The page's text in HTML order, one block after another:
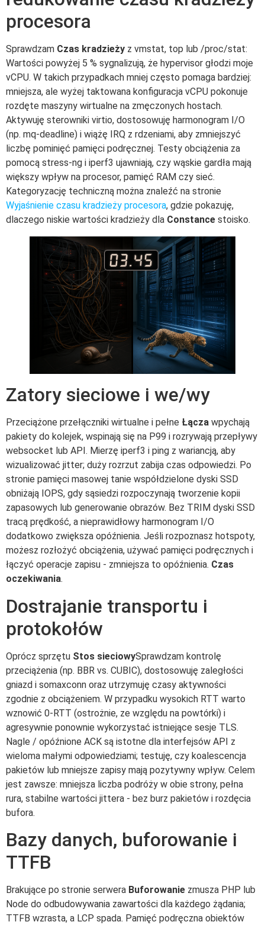
procesora
Sprawdzam Czas kradzieży z vmstat, top lub /proc/stat:
Wartości powyżej 5 % sygnalizują, że hypervisor głodzi moje
vCPU. W takich przypadkach mniej często pomaga bardziej:
mniejsza, ale wyżej taktowana konfiguracja vCPU pokonuje
rozdęte maszyny wirtualne na zmęczonych hostach.
Aktywuję sterowniki virtio, dostosowuję harmonogram I/O
(np. mq-deadline) i wiążę IRQ z rdzeniami, aby zmniejszyć
liczbę pominięć pamięci podręcznej. Testy obciążenia za
pomocą stress-ng i iperf3 ujawniają, czy wąskie gardła mają
większy wpływ na procesor, pamięć RAM czy sieć.
Kategoryzację techniczną można znaleźć na stronie
Wyjaśnienie czasu kradzieży procesora, gdzie pokazuję,
dlaczego niskie wartości kradzieży dla Constance stoisko.
Zatory sieciowe i we/wy
Przeciążone przełączniki wirtualne i pełne Łącza wpychają
pakiety do kolejek, wspinają się na P99 i rozrywają przepływy
websocket lub API. Mierzę iperf3 i ping z wariancją, aby
wizualizować jitter; duży rozrzut zabija czas odpowiedzi. Po
stronie pamięci masowej tanie współdzielone dyski SSD
obniżają IOPS, gdy sąsiedzi rozpoczynają tworzenie kopii
zapasowych lub generowanie obrazów. Bez TRIM dyski SSD
tracą prędkość, a nieprawidłowy harmonogram I/O
dodatkowo zwiększa opóźnienia. Jeśli rozpoznasz hotspoty,
możesz rozłożyć obciążenia, używać pamięci podręcznych i
łączyć operacje zapisu - zmniejsza to opóźnienia. Czas
oczekiwania.
Dostrajanie transportu i
protokołów
Oprócz sprzętu Stos sieciowySprawdzam kontrolę
przeciążenia (np. BBR vs. CUBIC), dostosowuję zaległości
gniazd i somaxconn oraz utrzymuję czasy aktywności
zgodnie z obciążeniem. W przypadku wysokich RTT warto
wznowić 0-RTT (ostrożnie, ze względu na powtórki) i
agresywnie ponownie wykorzystać istniejące sesje TLS.
Nagle / opóźnione ACK są istotne dla interfejsów API z
wieloma małymi odpowiedziami; testuję, czy koalescencja
pakietów lub mniejsze zapisy mają pozytywny wpływ. Celem
jest zawsze: mniejsza liczba podróży w obie strony, pełna
rura, stabilne wartości jittera - bez burz pakietów i rozdęcia
bufora.
Bazy danych, buforowanie i
TTFB
Brakujące po stronie serwera Buforowanie zmusza PHP lub
Node do odbudowywania zawartości dla każdego żądania;
TTFB wzrasta, a LCP spada. Pamięć podręczna obiektów